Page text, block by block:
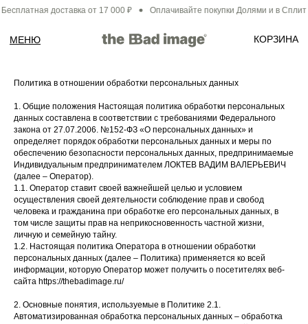
доставка от 17 000 ₽ Оплачивайте покупки Долями и в Сплит
Политика в отношении обработки персональных данных
1. Общие положения Настоящая политика обработки персональных
данных составлена в соответствии с требованиями Федерального
закона от 27.07.2006. №152-ФЗ «О персональных данных» и
определяет порядок обработки персональных данных и меры по
обеспечению безопасности персональных данных, предпринимаемые
Индивидуальным предпринимателем ЛОКТЕВ ВАДИМ ВАЛЕРЬЕВИЧ
(далее – Оператор).
1.1. Оператор ставит своей важнейшей целью и условием
осуществления своей деятельности соблюдение прав и свобод
человека и гражданина при обработке его персональных данных, в
том числе защиты прав на неприкосновенность частной жизни,
личную и семейную тайну.
1.2. Настоящая политика Оператора в отношении обработки
персональных данных (далее – Политика) применяется ко всей
информации, которую Оператор может получить о посетителях веб-
сайта https://thebadimage.ru/
2. Основные понятия, используемые в Политике 2.1.
Автоматизированная обработка персональных данных – обработка